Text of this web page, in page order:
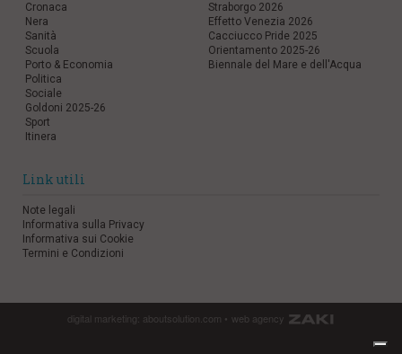
Cronaca
Nera
Sanità
Scuola
Porto & Economia
Politica
Sociale
Goldoni 2025-26
Sport
Itinera
Straborgo 2026
Effetto Venezia 2026
Cacciucco Pride 2025
Orientamento 2025-26
Biennale del Mare e dell'Acqua
Link utili
Note legali
Informativa sulla Privacy
Informativa sui Cookie
Termini e Condizioni
digital marketing: aboutsolution.com •web agency